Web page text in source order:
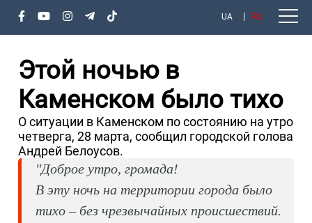
UA RU
Этой ночью в
Каменском было тихо
О ситуации в Каменском по состоянию на утро
четверга, 28 марта, сообщил городской голова
Андрей Белоусов.
"Доброе утро, громада!
В эту ночь на территории города было
тихо – без чрезвычайных происшествий.